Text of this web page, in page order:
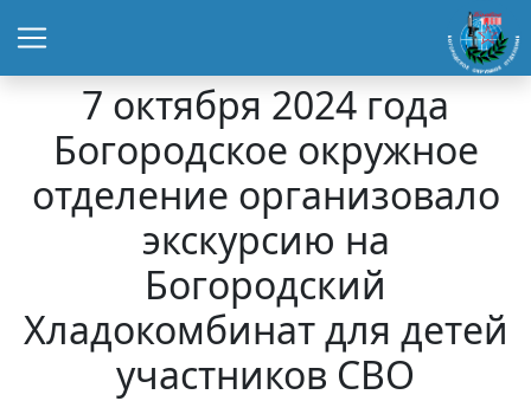
7 октября 2024 года
Богородское окружное
отделение организовало
экскурсию на
Богородский
Хладокомбинат для детей
участников СВО